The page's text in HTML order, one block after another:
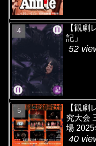
【観劇
記」
52
【観
究大会
場
40